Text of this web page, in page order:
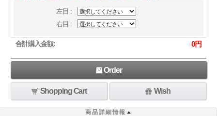
左目 :
右目 :
合計購入金額: 0円
Order
Shopping Cart Wish
商品詳細情報